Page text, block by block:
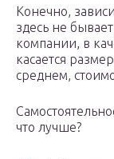
Конечно,
здесь не
компании, в
касается
среднем,
что лучше?